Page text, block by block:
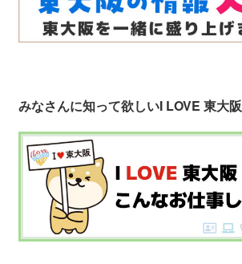
みなさんに知って欲しいI LOVE 東大阪